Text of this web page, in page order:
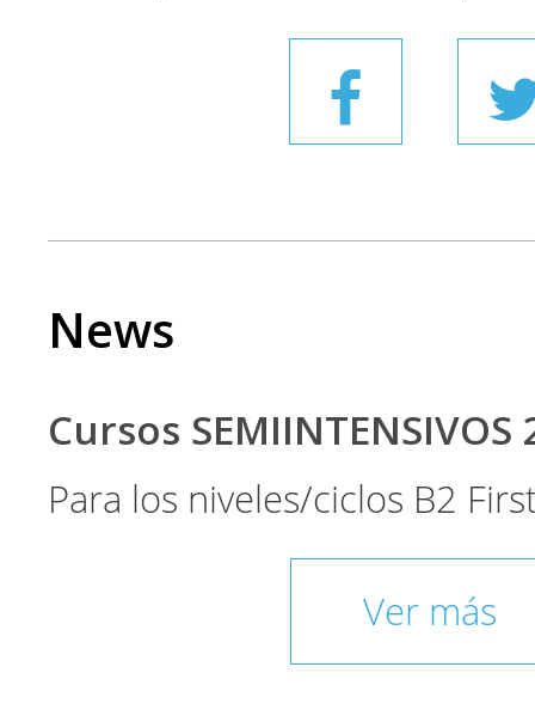
News
Cursos SEMIINTENSIVOS
Para los niveles/ciclos B2
Ver más